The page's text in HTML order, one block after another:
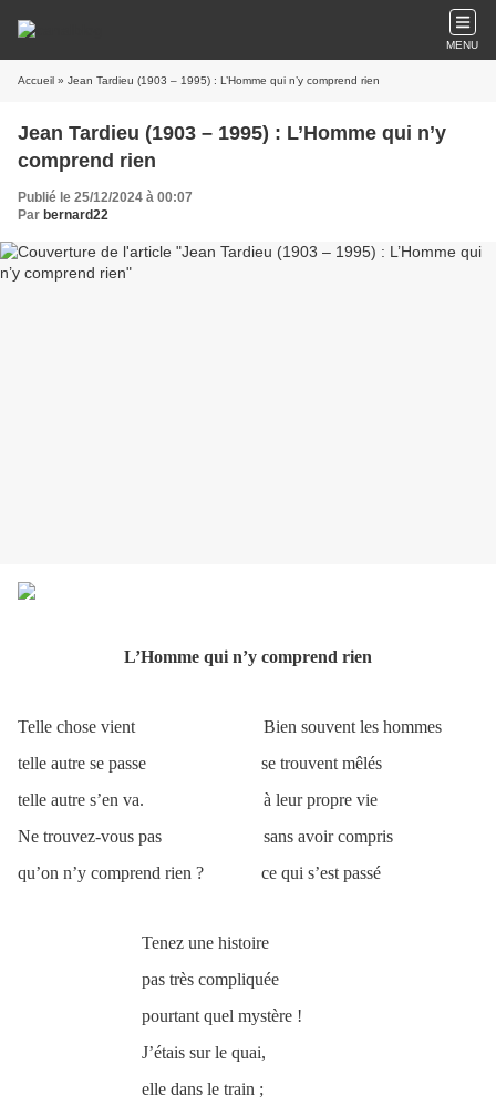
MENU
Accueil » Jean Tardieu (1903 – 1995) : L’Homme qui n’y comprend rien
Jean Tardieu (1903 – 1995) : L’Homme qui n’y
comprend rien
Publié le 25/12/2024 à 00:07
Par bernard22
L’Homme qui n’y comprend rien
Telle chose vient Bien souvent les hommes
telle autre se passe se trouvent mêlés
telle autre s’en va. à leur propre vie
Ne trouvez-vous pas sans avoir compris
qu’on n’y comprend rien ? ce qui s’est passé
Tenez une histoire
pas très compliquée
pourtant quel mystère !
J’étais sur le quai,
elle dans le train ;